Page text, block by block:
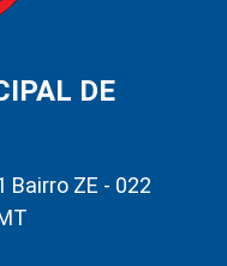
DE
Bairro ZE - 022